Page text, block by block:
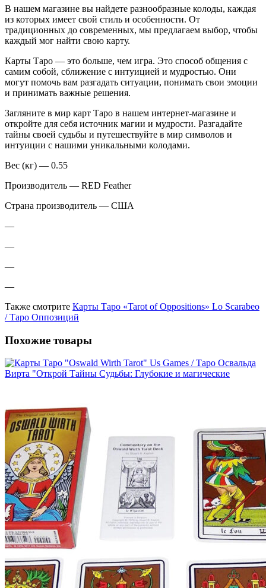
В нашем магазине вы найдете разнообразные колоды, каждая
из которых имеет свой стиль и особенности. От
традиционных до современных, мы предлагаем выбор, чтобы
каждый мог найти свою карту.
Карты Таро — это больше, чем игра. Это способ общения с
самим собой, сближение с интуицией и мудростью. Они
могут помочь вам разгадать ситуации, понимать свои эмоции
и принимать важные решения.
Загляните в мир карт Таро в нашем интернет-магазине и
откройте для себя источник магии и мудрости. Разгадайте
тайны своей судьбы и путешествуйте в мир символов и
интуиции с нашими уникальными колодами.
Вес (кг) — 0.55
Производитель — RED Feather
Страна производитель — США
—
—
—
—
Также смотрите Карты Таро «Tarot of Oppositions» Lo Scarabeo
/ Таро Оппозиций
Похожие товары